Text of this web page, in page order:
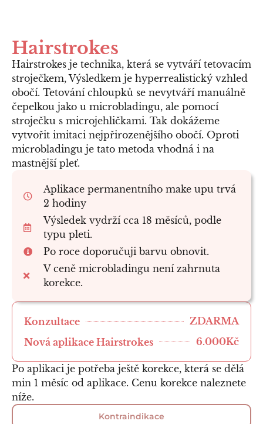
Hairstrokes
Hairstrokes je technika, která se vytváří tetovacím
stroječkem, Výsledkem je hyperrealistický vzhled
obočí. Tetování chloupků se nevytváří manuálně
čepelkou jako u microbladingu, ale pomocí
stroječku s microjehličkami. Tak dokážeme
vytvořit imitaci nejpřirozenějšího obočí. Oproti
microbladingu je tato metoda vhodná i na
mastnější pleť.
Aplikace permanentního make upu trvá
2 hodiny
Výsledek vydrží cca 18 měsíců, podle
typu pleti.
Po roce doporučuji barvu obnovit.
V ceně microbladingu není zahrnuta
korekce.
Konzultace
ZDARMA
Nová aplikace Hairstrokes
6.000Kč
Po aplikaci je potřeba ještě korekce, která se dělá
min 1 měsíc od aplikace. Cenu korekce naleznete
níže.
Kontraindikace